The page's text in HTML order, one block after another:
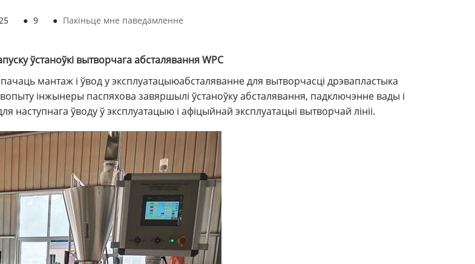
● 9 ● Пакіньце мне паведамленне
ўстаноўкі вытворчага абсталявання WPC
мантаж і ўвод у эксплуатацыюабсталяванне для вытворчасці дрэвапластыка
інжынеры паспяхова завяршылі ўстаноўку абсталявання, падключэнне вады і
наступнага ўводу ў эксплуатацыю і афіцыйнай эксплуатацыі вытворчай лініі.